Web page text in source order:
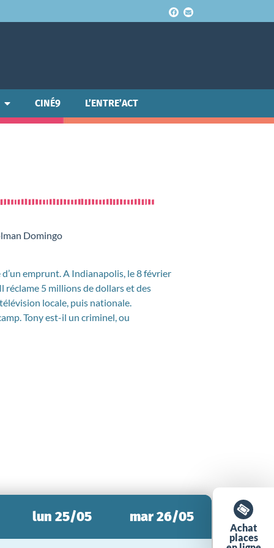
CINÉ9 L’ENTRE’ACT
Domingo
emprunt. A Indianapolis, le 8 février
réclame 5 millions de dollars et des
locale, puis nationale.
Tony est-il un criminel, ou
Achat
places
lun 25/05 mar 26/05